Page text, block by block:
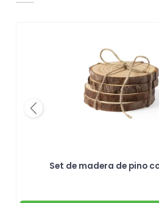
Set de madera de pino
Previous